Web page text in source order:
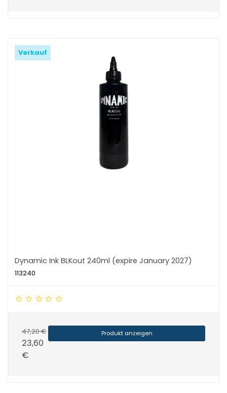
Verkauf
Dynamic Ink BLKout 240ml (expire January 2027)
113240
47,20 €
23,60
€
Produkt anzeigen